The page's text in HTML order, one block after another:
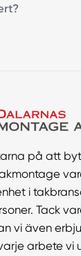
på att
i
Tack
vi även
arbete vi